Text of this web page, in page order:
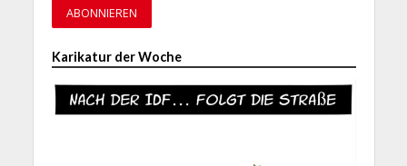
Karikatur der Woche